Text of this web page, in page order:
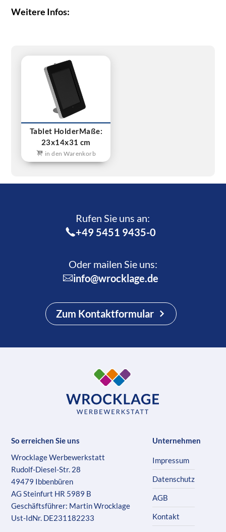
Weitere Infos:
Tablet HolderMaße:
23x14x31 cm
in den Warenkorb
Rufen Sie uns an:­
+49 5451 9435-0
Oder mailen Sie uns:
info@wrocklage.de
Zum Kontaktformular
So erreichen Sie uns
Wrocklage Werbewerkstatt
Rudolf-Diesel-Str. 28
49479 Ibbenbüren
AG Steinfurt HR 5989 B
Geschäftsführer: Martin Wrocklage
Ust-IdNr. DE231182233
Unternehmen
Impressum
Datenschutz
AGB
Kontakt